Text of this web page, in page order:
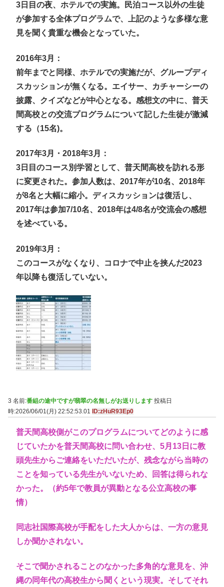
3日目の夜、ホテルでの実施。民泊コース以外の生徒
が参加する全体プログラムで、上記のような多様な意
見を聞く貴重な機会となっていた。
2016年3月：
前年までと同様、ホテルでの実施だが、グループディ
スカッションが無くなる。エイサー、カチャーシーの
披露、クイズなどが中心となる。感想文の中に、普天
間高校との交流プログラムについて記した生徒が激減
する（15名)。
2017年3月・2018年3月：
3日目のコース別学習として、普天間高校を訪れる形
に変更された。参加人数は、2017年が10名、2018年
が8名と大幅に縮小。ディスカッションは復活し、
2017年は参加7/10名、2018年は4/8名が交流会の感想
を述べている。
2019年3月：
このコースがなくなり、コロナで中止を挟んだ2023
年以降も復活していない。
3 名前:番組の途中ですが翡翠の名無しがお送りします 投稿日
時:2026/06/01(月) 22:52:53.01 ID:zHuR93Ep0
普天間高校側がこのプログラムについてどのように感
じていたかを普天間高校に問い合わせ、5月13日に教
頭先生からご連絡をいただいたが、残念ながら当時の
ことを知っている先生がいないため、回答は得られな
かった。（約5年で教員が異動となる公立高校の事
情）
同志社国際高校が手配をした大人からは、一方の意見
しか聞かされない。
そこで聞かされることのなかった多角的な意見を、沖
縄の同年代の高校生から聞くという現実。そしてそれ